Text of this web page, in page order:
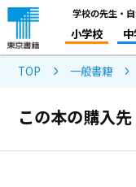
学校の先生・
小学校
TOP 一般書籍
この本の購入先